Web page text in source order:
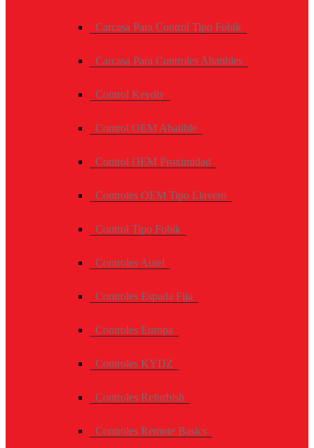
Carcasa Para Control Tipo Fobik
Carcasa Para Controles Abatibles
Control Keydiy
Control OEM Abatible
Control OEM Proximidad
Controles OEM Tipo Llavero
Control Tipo Fobik
Controles Autel
Controles Espada Fija
Controles Europa
Controles KYDZ
Controles Refurbish
Controles Remote Basics